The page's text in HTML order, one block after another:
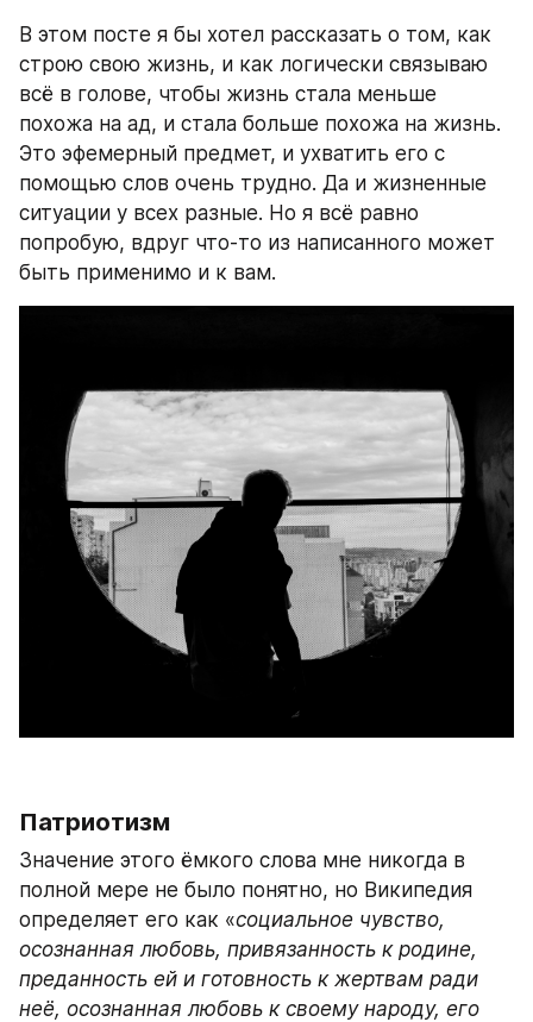
В этом посте я бы хотел рассказать о том, как
строю свою жизнь, и как логически связываю
всё в голове, чтобы жизнь стала меньше
похожа на ад, и стала больше похожа на жизнь.
Это эфемерный предмет, и ухватить его с
помощью слов очень трудно. Да и жизненные
ситуации у всех разные. Но я всё равно
попробую, вдруг что-то из написанного может
быть применимо и к вам.
Патриотизм
Значение этого ёмкого слова мне никогда в
полной мере не было понятно, но Википедия
определяет его как «социальное чувство,
осознанная любовь, привязанность к родине,
преданность ей и готовность к жертвам ради
неё, осознанная любовь к своему народу, его